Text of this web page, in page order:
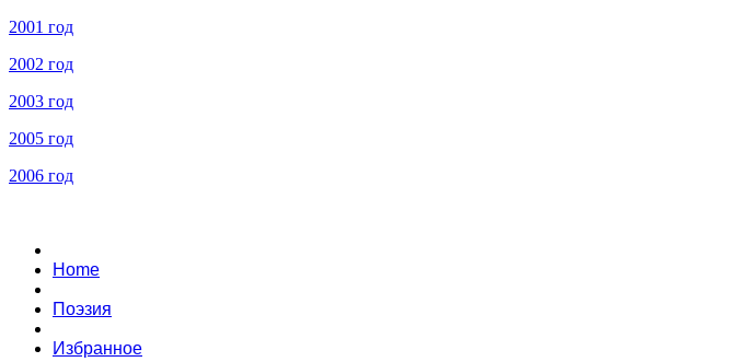
2001 год
2002 год
2003 год
2005 год
2006 год
Home
Поэзия
Избранное